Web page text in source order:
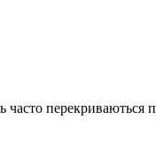
часто